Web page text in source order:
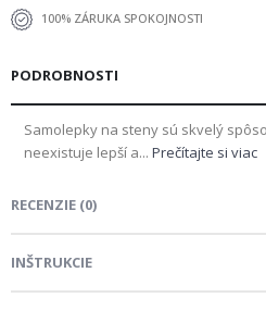
100% ZÁRUKA SPOKOJNOSTI
PODROBNOSTI
Samolepky na steny sú skvelý
neexistuje lepší a... Prečítajte si viac
RECENZIE (0)
INŠTRUKCIE